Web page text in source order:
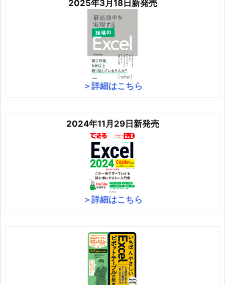
2025年3月18日新発売
＞詳細はこちら
2024年11月29日新発売
＞詳細はこちら